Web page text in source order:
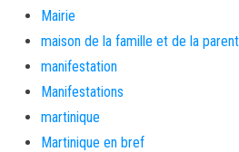
Mairie
maison de la famille et de la
manifestation
Manifestations
martinique
Martinique en bref